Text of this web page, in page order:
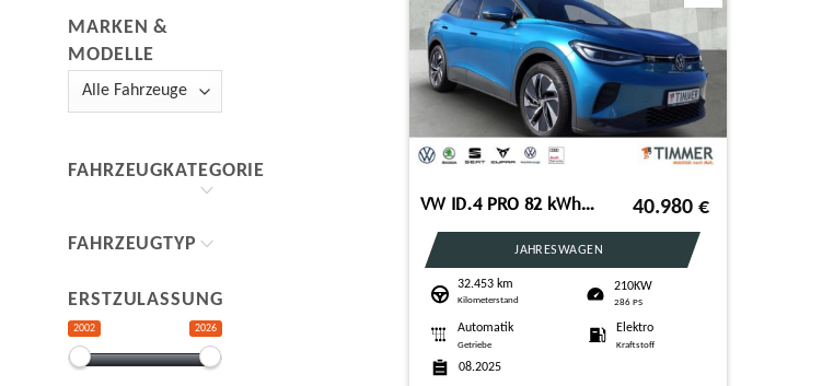
MARKEN &
MODELLE
FAHRZEUGKATEGORIE
FAHRZEUGTYP
ERSTZULASSUNG
2002 2026
VW ID.4 PRO 82 kWh +WÄPU +AHK +H&K +IQ.LIGHT +ACC + 40.980€
JAHRESWAGEN
32.453 km
Kilometerstand
210KW
286 PS
Automatik
Getriebe
Elektro
Kraftstoff
08.2025